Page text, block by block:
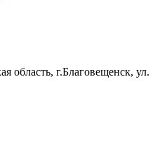
область, г.Благовещенск, ул.